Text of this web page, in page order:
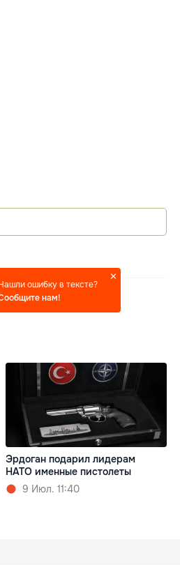
ошибку в тексте?
нам!
Эрдоган подарил лидерам
НАТО именные пистолеты
9 Июл. 11:40